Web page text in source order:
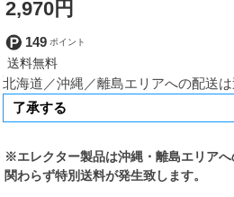
2,970円
149
北海道／沖縄／離島エリアへの配送
※エレクター製品は沖縄・離島エリア
関わらず特別送料が発生致します。